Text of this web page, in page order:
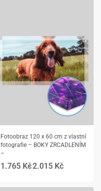
Fotoobraz 120 x 60 cm z vlastní
fotografie – BOKY ZRCADLENÍM
–
1.765 Kč2.015 Kč